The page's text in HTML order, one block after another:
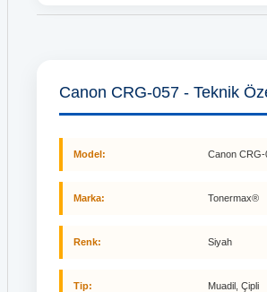
Canon CRG-057 - Teknik
Model: Canon CRG-
Marka: Tonermax®
Renk: Siyah
Tip: Muadil, Çipli